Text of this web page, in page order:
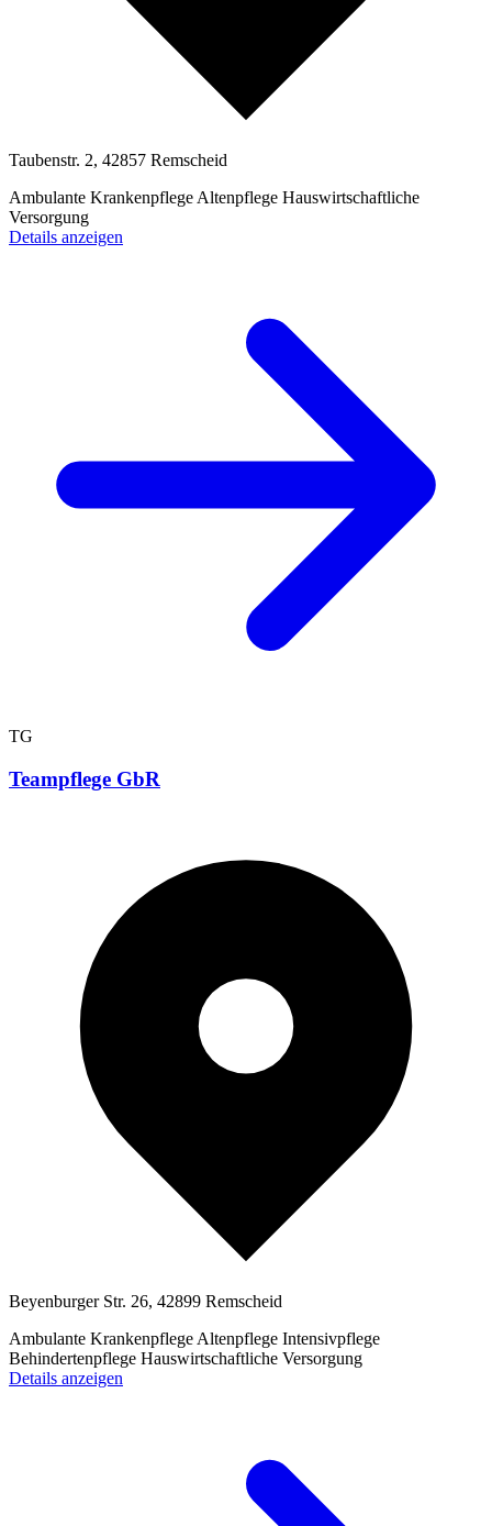
Taubenstr. 2, 42857 Remscheid
Ambulante Krankenpflege Altenpflege Hauswirtschaftliche
Versorgung
Details anzeigen
TG
Teampflege GbR
Beyenburger Str. 26, 42899 Remscheid
Ambulante Krankenpflege Altenpflege Intensivpflege
Behindertenpflege Hauswirtschaftliche Versorgung
Details anzeigen